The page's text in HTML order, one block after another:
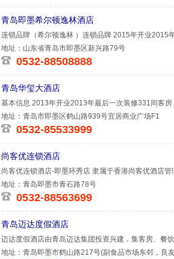
青岛即墨希尔顿逸林酒店
连锁品牌（希尔顿逸林 ）连锁品牌 2015年开业2015
敞明亮
地址：山东省青岛市即墨区新兴路79号
0532-88508888
青岛华玺大酒店
基本信息 2013年开业2013年最后一次装修331间客
边交通
地址：青岛市即墨区鹤山路939号宜居商业广场F1
0532-85533999
尚客优连锁酒店
尚客优连锁酒店-即墨环秀店 隶属于香港尚客优酒店
余家，分
地址：青岛即墨市青石路78号
0532-88563699
青岛迈达度假酒店
迈达度假酒店由青岛迈达集团投资兴建，集客房、餐
酒店拥有各
地址：青岛即墨市鹤山路217号(副食品市场东邻，良